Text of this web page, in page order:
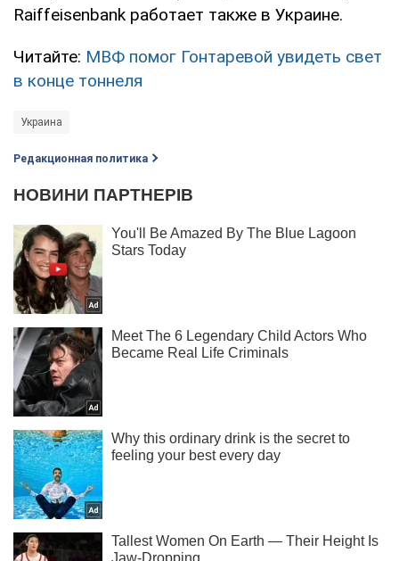
Raiffeisenbank работает также в Украине.
Читайте: МВФ помог Гонтаревой увидеть свет
в конце тоннеля
Украина
Редакционная политика